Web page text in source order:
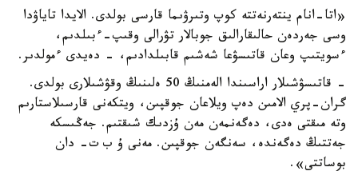
«اتا-انام ينتەرنەتتە كوپ وتىرۋىما قارسى بولدى. الايدا تاياۋدا
وسى جەردەن حالىقارالىق جوبالار تۋرالى وقىپ-ءبىلدىم،
ءسويتىپ وعان قاتىسۋعا شەشىم قابىلدادىم، - دەيدى ءمولدىر.
- قاتىسۋشىلار اراسىندا الەمنىڭ 50 ەلىنىڭ وقۋشىلارى بولدى.
گران-پري الامىن دەپ ويلاعان جوقپىن، ويتكەنى قارسىلاستارىم
وتە مىقتى ەدى، دەگەنمەن مەن ۇزدىك شىقتىم. جەڭىسكە
جەتتىڭ دەگەندە، سەنگەن جوقپىن. مەنى ۇ ب ت- دان
بوساتتى».